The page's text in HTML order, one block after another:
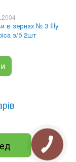
в зернах № 3 Illy
з/б 2шт